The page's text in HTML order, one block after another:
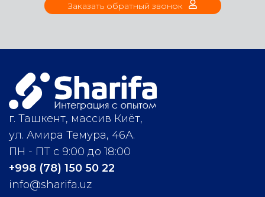
Заказать обратный звонок
г. Ташкент, массив Киёт,
ул. Амира Темура, 46А.
ПН - ПТ с 9:00 до 18:00
+998 (78) 150 50 22
info@sharifa.uz